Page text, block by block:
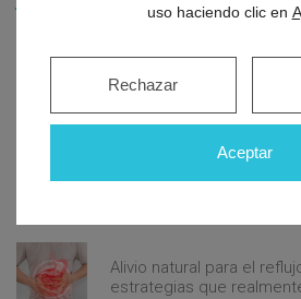
tu visión y cómo
Mareos constantes:
del vértigo inesperado
Alivio natural para el
estrategias que
uso haciendo clic en
Aceptar
Rechazar